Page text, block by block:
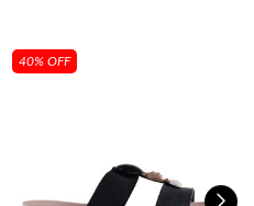
40% OFF